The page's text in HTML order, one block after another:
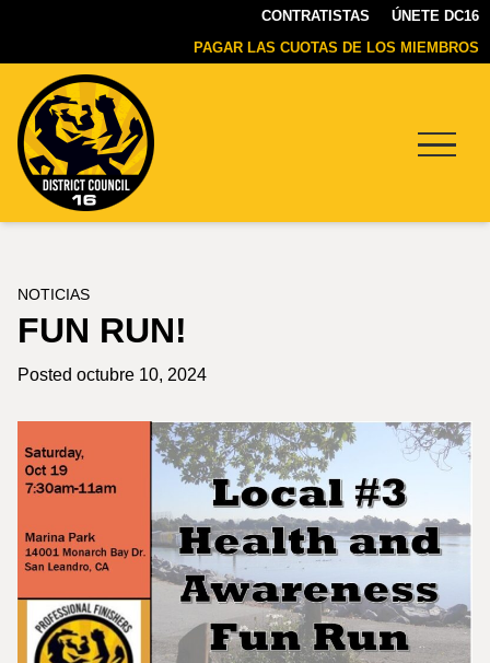
CONTRATISTAS
ÚNETE DC16
PAGAR LAS CUOTAS DE LOS MIEMBROS
NOTICIAS
FUN RUN!
Posted octubre 10, 2024